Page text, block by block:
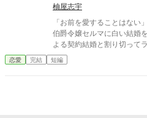
縁させていただきます。
柚屋志宇
「お前を愛することはない
伯爵令嬢セルマに白い結婚
よる契約結婚と割り切って
日を待つ。 しかし結婚する
第にセルマに好意的になる
恋愛 完結 短編